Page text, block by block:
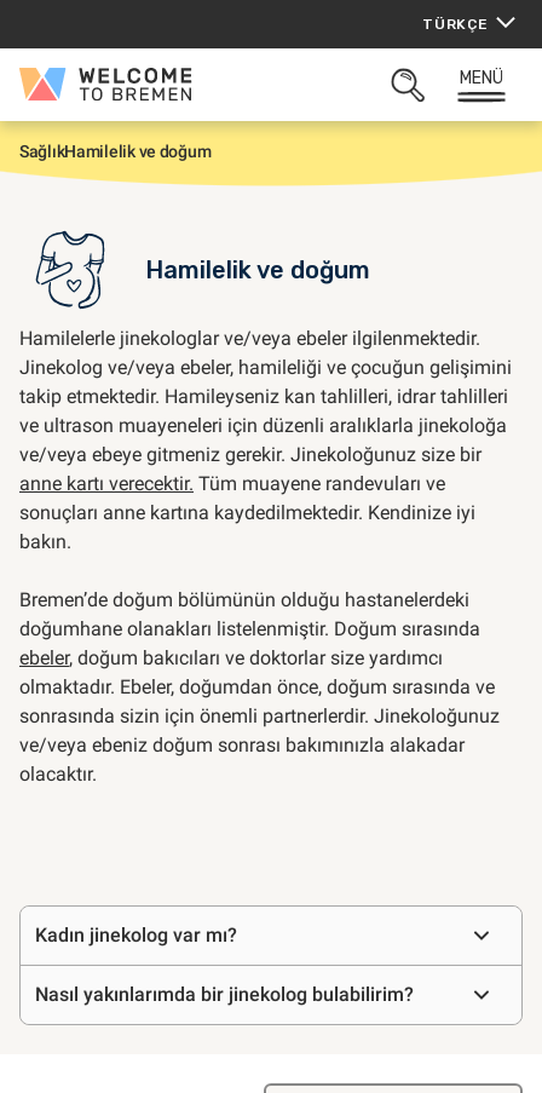
TÜRKÇE
Welcome
Bremen
ARAMAYI
MENÜ
G
i
SağlıkHamilelik ve doğum
Hamilelik ve doğum
Hamilelerle jinekologlar ve/veya ebeler ilgilenmektedir.
Jinekolog ve/veya ebeler, hamileliği ve çocuğun gelişimini
takip etmektedir. Hamileyseniz kan tahlilleri, idrar tahlilleri
ve ultrason muayeneleri için düzenli aralıklarla jinekoloğa
ve/veya ebeye gitmeniz gerekir. Jinekoloğunuz size bir
anne kartı verecektir. Tüm muayene randevuları ve
sonuçları anne kartına kaydedilmektedir. Kendinize iyi
bakın.
Bremen’de doğum bölümünün olduğu hastanelerdeki
doğumhane olanakları listelenmiştir. Doğum sırasında
ebeler, doğum bakıcıları ve doktorlar size yardımcı
olmaktadır. Ebeler, doğumdan önce, doğum sırasında ve
sonrasında sizin için önemli partnerlerdir. Jinekoloğunuz
ve/veya ebeniz doğum sonrası bakımınızla alakadar
olacaktır.
Sıkça
sorulan
sorular
Kadın jinekolog var mı?
Nasıl yakınlarımda bir jinekolog bulabilirim?